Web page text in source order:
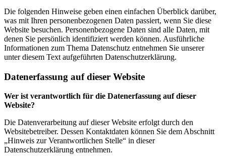
Die folgenden Hinweise geben einen einfachen Überblick darüber,
was mit Ihren personenbezogenen Daten passiert, wenn Sie diese
Website besuchen. Personenbezogene Daten sind alle Daten, mit
denen Sie persönlich identifiziert werden können. Ausführliche
Informationen zum Thema Datenschutz entnehmen Sie unserer
unter diesem Text aufgeführten Datenschutzerklärung.
Datenerfassung auf dieser Website
Wer ist verantwortlich für die Datenerfassung auf dieser
Website?
Die Datenverarbeitung auf dieser Website erfolgt durch den
Websitebetreiber. Dessen Kontaktdaten können Sie dem Abschnitt
„Hinweis zur Verantwortlichen Stelle“ in dieser
Datenschutzerklärung entnehmen.